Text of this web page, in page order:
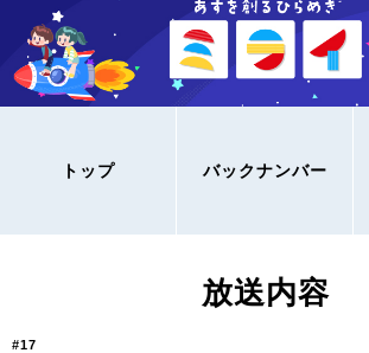
トップ バックナンバー
放送内容
#17